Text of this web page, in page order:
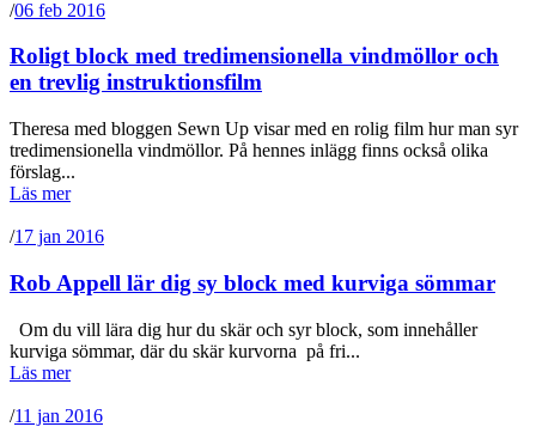
/06 feb 2016
Roligt block med tredimensionella vindmöllor och
en trevlig instruktionsfilm
Theresa med bloggen Sewn Up visar med en rolig film hur man syr
tredimensionella vindmöllor. På hennes inlägg finns också olika
förslag...
Läs mer
/17 jan 2016
Rob Appell lär dig sy block med kurviga sömmar
Om du vill lära dig hur du skär och syr block, som innehåller
kurviga sömmar, där du skär kurvorna på fri...
Läs mer
/11 jan 2016